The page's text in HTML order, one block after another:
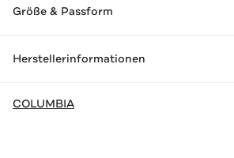
Größe & Passform
Herstellerinformationen
COLUMBIA